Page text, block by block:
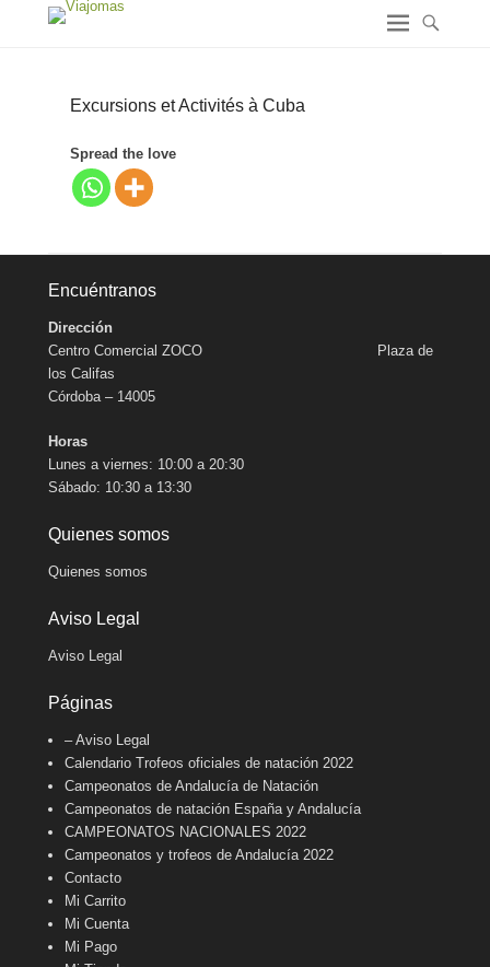
Excursions et Activités à Cuba
Spread the love
Encuéntranos
Dirección
Centro Comercial ZOCO Plaza de
los Califas
Córdoba – 14005
Horas
Lunes a viernes: 10:00 a 20:30
Sábado: 10:30 a 13:30
Quienes somos
Quienes somos
Aviso Legal
Aviso Legal
Páginas
– Aviso Legal
Calendario Trofeos oficiales de natación 2022
Campeonatos de Andalucía de Natación
Campeonatos de natación España y Andalucía
CAMPEONATOS NACIONALES 2022
Campeonatos y trofeos de Andalucía 2022
Contacto
Mi Carrito
Mi Cuenta
Mi Pago